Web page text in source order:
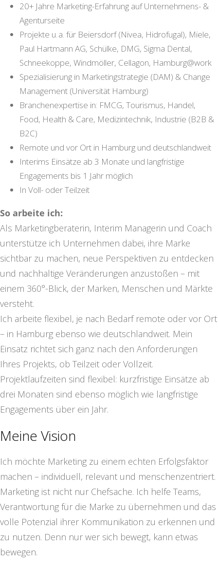
20+ Jahre Marketing-Erfahrung auf Unternehmens- &
Agenturseite
Projekte u. a. für Beiersdorf (Nivea, Hidrofugal), Miele,
Paul Hartmann AG, Schülke, DMG, Sigma Dental,
Schneekoppe, Windmöller, Cellagon, Hamburg@work
Spezialisierung in Marketingstrategie (DAM) & Change
Management (Universität Hamburg)
Branchenexpertise in: FMCG, Tourismus, Handel,
Food, Health & Care, Medizintechnik, Industrie (B2B &
B2C)
Remote und vor Ort in Hamburg und deutschlandweit
Interims Einsätze ab 3 Monate und langfristige
Engagements bis 1 Jahr möglich
In Voll- oder Teilzeit
So arbeite ich:
Als Marketingberaterin, Interim Managerin und Coach
unterstütze ich Unternehmen dabei, ihre Marke
sichtbar zu machen, neue Perspektiven zu entdecken
und nachhaltige Veränderungen anzustoßen – mit
einem 360°-Blick, der Marken, Menschen und Märkte
versteht.
Ich arbeite flexibel, je nach Bedarf remote oder vor Ort
– in Hamburg ebenso wie deutschlandweit. Mein
Einsatz richtet sich ganz nach den Anforderungen
Ihres Projekts, ob Teilzeit oder Vollzeit.
Projektlaufzeiten sind flexibel: kurzfristige Einsätze ab
drei Monaten sind ebenso möglich wie langfristige
Engagements über ein Jahr.
Meine Vision
Ich möchte Marketing zu einem echten Erfolgsfaktor
machen – individuell, relevant und menschenzentriert.
Marketing ist nicht nur Chefsache. Ich helfe Teams,
Verantwortung für die Marke zu übernehmen und das
volle Potenzial ihrer Kommunikation zu erkennen und
zu nutzen. Denn nur wer sich bewegt, kann etwas
bewegen.